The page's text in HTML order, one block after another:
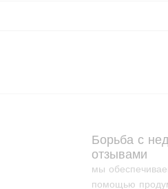
Борьба с
отзывами
мы
помощью